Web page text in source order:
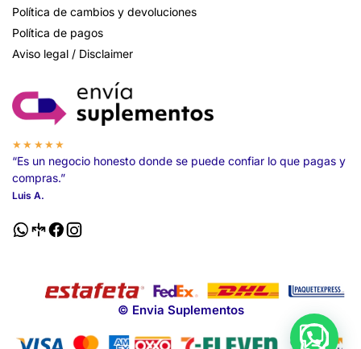
Política de cambios y devoluciones
Política de pagos
Aviso legal / Disclaimer
★★★★★
“Es un negocio honesto donde se puede confiar lo que pagas y
compras.”
Luis A.
© Envia Suplementos